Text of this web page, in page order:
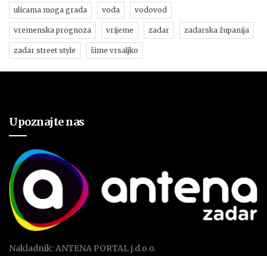
ulicama moga grada voda vodovod
vremenska prognoza vrijeme zadar zadarska županija
zadar street style šime vrsaljko
Upoznajte nas
Nakladnik: ANTENA PORTAL j.d.o.o.